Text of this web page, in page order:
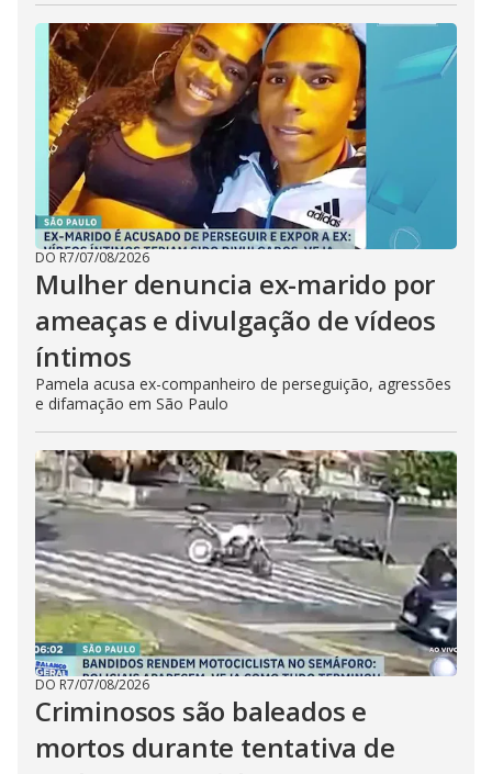
DO R7/07/08/2026
Mulher denuncia ex-marido por
ameaças e divulgação de vídeos
íntimos
Pamela acusa ex-companheiro de perseguição, agressões
e difamação em São Paulo
DO R7/07/08/2026
Criminosos são baleados e
mortos durante tentativa de